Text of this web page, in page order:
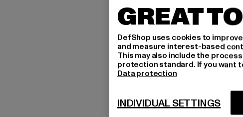
GREAT
DefShop uses cookies to
and measure interest-based
This may also include the
protection standard. If you want
Data protection
INDIVIDUAL SETTINGS